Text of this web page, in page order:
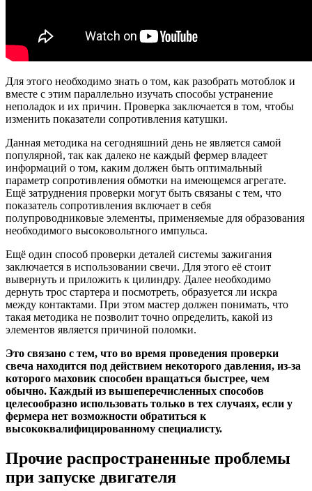
Для этого необходимо знать о том, как разобрать мотоблок и
вместе с этим параллельно изучать способы устранение
неполадок и их причин. Проверка заключается в том, чтобы
изменить показатели сопротивления катушки.
Данная методика на сегодняшний день не является самой
популярной, так как далеко не каждый фермер владеет
информаций о том, каким должен быть оптимальный
параметр сопротивления обмотки на имеющемся агрегате.
Ещё затруднения проверки могут быть связаны с тем, что
показатель сопротивления включает в себя
полупроводниковые элементы, применяемые для образования
необходимого высоковольтного импульса.
Ещё один способ проверки деталей системы зажигания
заключается в использовании свечи. Для этого её стоит
вывернуть и приложить к цилиндру. Далее необходимо
дернуть трос стартера и посмотреть, образуется ли искра
между контактами. При этом мастер должен понимать, что
такая методика не позволит точно определить, какой из
элементов является причиной поломки.
Это связано с тем, что во время проведения проверки
свеча находится под действием некоторого давления, из-за
которого маховик способен вращаться быстрее, чем
обычно. Каждый из вышеперечисленных способов
целесообразно использовать только в тех случаях, если у
фермера нет возможности обратиться к
высококвалифицированному специалисту.
Прочие распространенные проблемы
при запуске двигателя